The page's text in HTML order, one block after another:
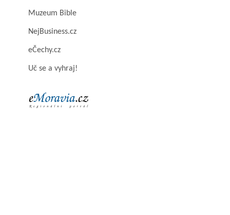
Muzeum Bible
NejBusiness.cz
eČechy.cz
Uč se a vyhraj!